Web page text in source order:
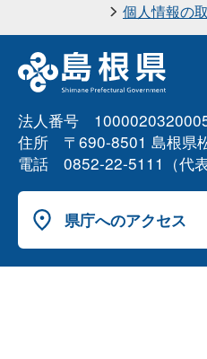
（七月二日付 阿
倍四郎五郎書
状）
竹嶋ゆり庭前
当二月上旬出
日首尾能御目
倍権八郎書状）
扇子一箱贈給
仰付候事
個人情報の
法人番号
住所 〒690-8501 島根県
電話 0852-22-5111（代表
県庁へのアクセス